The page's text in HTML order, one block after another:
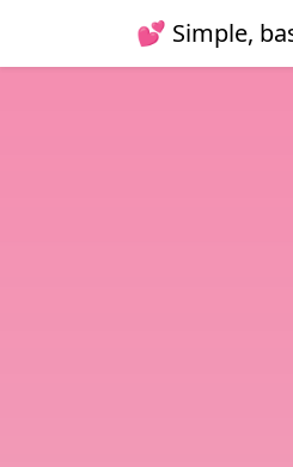
💕 Simple,